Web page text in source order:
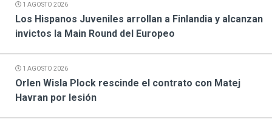
1 AGOSTO 2026
Los Hispanos Juveniles arrollan a Finlandia y alcanzan
invictos la Main Round del Europeo
1 AGOSTO 2026
Orlen Wisla Plock rescinde el contrato con Matej
Havran por lesión